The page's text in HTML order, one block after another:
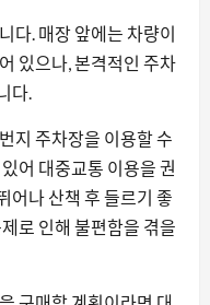
다. 매장 앞에는 차량이
있으나, 본격적인 주차
다.
지 주차장을 이용할 수
어 대중교통 이용을 권
어나 산책 후 들르기 좋
로 인해 불편함을 겪을